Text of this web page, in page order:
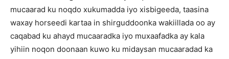
mucaarad ku noqdo xukumadda iyo xisbigeeda, taasina
waxay horseedi kartaa in shirguddoonka wakiillada oo ay
caqabad ku ahayd mucaaradka iyo muxaafadka ay kala
yihiin noqon doonaan kuwo ku midaysan mucaaradad ka